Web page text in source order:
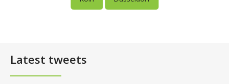
Latest tweets